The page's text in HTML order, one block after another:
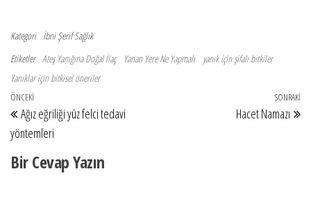
toparlamak ve kuvvetlendirmek için
malzemelerle evde hazırlayabiliriz.
Bunun için, bitki suları (gül suyu,
lavanta suyu gibi), sıkıştırıcı özelliğe
sahip…
Kategori İbni ŞerifSağlık
Etiketler Ateş Yanığına Doğal İlaç Yanan Yere Ne Yapmalı
yanık için şifalı bitkiler
Yanıklar için bitkisel öneriler
Yazı gezinmesi
Önceki Yazı
ÖNCEKI
Ağız eğriliği yüz felci tedavi
yöntemleri
SONRAKI
Hacet Namazı
Bir Cevap Yazın